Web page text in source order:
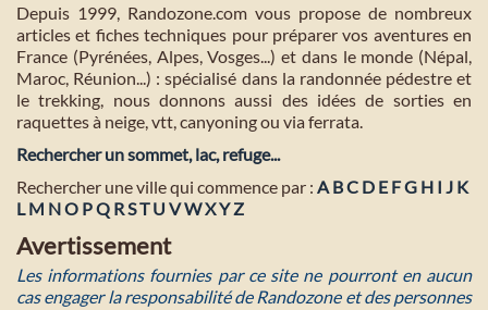
Depuis 1999, Randozone.com vous propose de nombreux
articles et fiches techniques pour préparer vos aventures en
France (Pyrénées, Alpes, Vosges...) et dans le monde (Népal,
Maroc, Réunion...) : spécialisé dans la randonnée pédestre et
le trekking, nous donnons aussi des idées de sorties en
raquettes à neige, vtt, canyoning ou via ferrata.
Rechercher un sommet, lac, refuge...
Rechercher une ville qui commence par : A BC D E FG H I J K
L M NO PQ R ST U VWXY Z
Avertissement
Les informations fournies par ce site ne pourront en aucun
cas engager la responsabilité de Randozone et des personnes